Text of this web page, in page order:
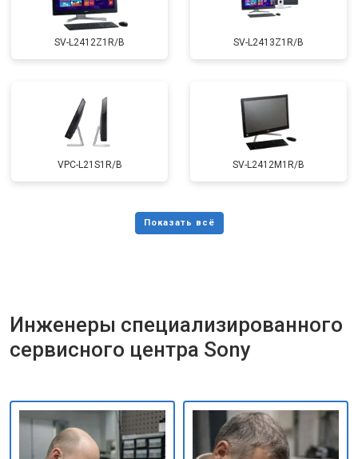
SV-L2412Z1R/B SV-L2413Z1R/B
VPC-L21S1R/B SV-L2412M1R/B
Инженеры специализированного
сервисного центра Sony